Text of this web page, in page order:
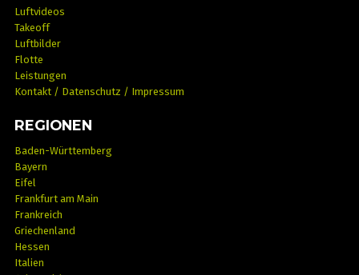
Luftvideos
Takeoff
Luftbilder
Flotte
Leistungen
Kontakt / Datenschutz / Impressum
REGIONEN
Baden-Württemberg
Bayern
Eifel
Frankfurt am Main
Frankreich
Griechenland
Hessen
Italien